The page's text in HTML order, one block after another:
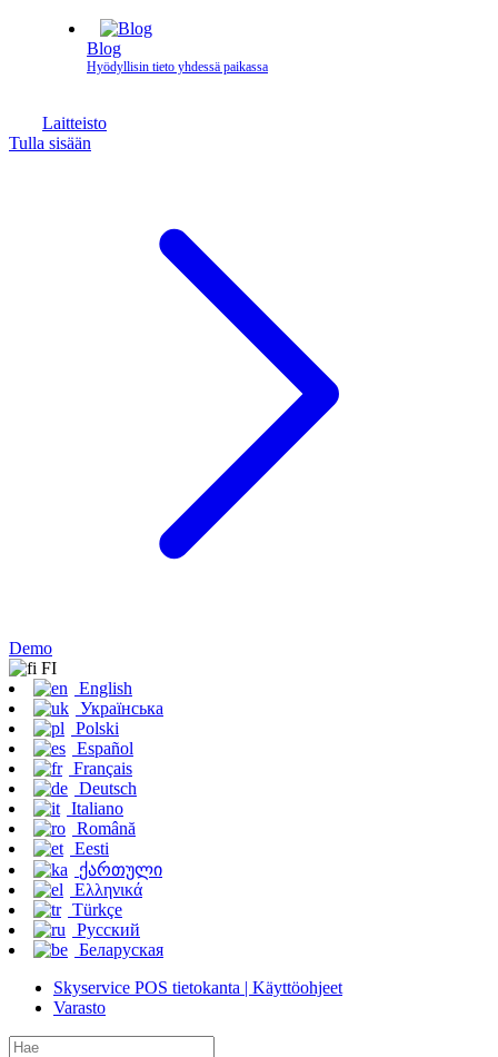
Blog
Hyödyllisin tieto yhdessä paikassa
Laitteisto
Tulla sisään
Demo
FI
English
Українська
Polski
Español
Français
Deutsch
Italiano
Română
Eesti
ქართული
Ελληνικά
Türkçe
Русский
Беларуская
Skyservice POS tietokanta | Käyttöohjeet
Varasto